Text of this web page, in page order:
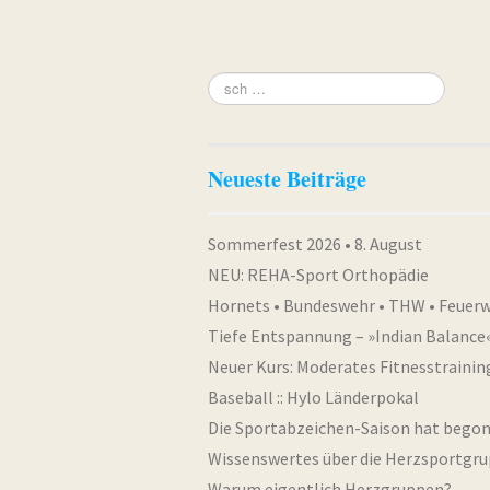
Neueste Beiträge
Sommerfest 2026 • 8. August
NEU: REHA-Sport Orthopädie
Hornets • Bundeswehr • THW •
Tiefe Entspannung – »Indian
Neuer Kurs: Moderates
Baseball :: Hylo Länderpokal
Die Sportabzeichen-Saison hat
Wissenswertes über die